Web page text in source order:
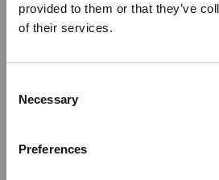
provided to them or that they’ve
of their services.
Selection
Necessary
Preferences
ISCRIVITI ALLA
Resta aggiornato su tutte le